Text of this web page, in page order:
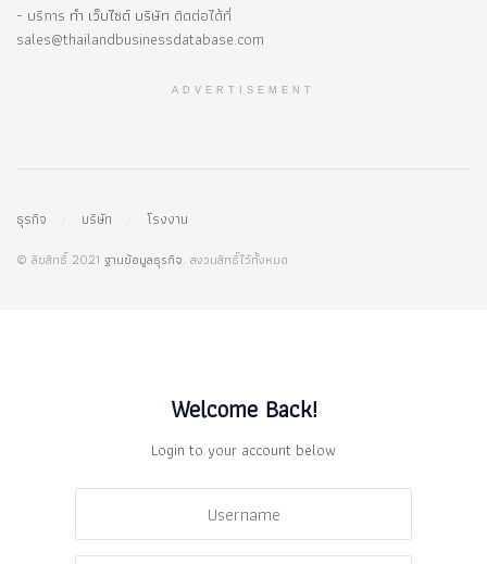
- บริการ ทำ เว็บไซต์ บริษัท ติดต่อได้ที่
sales@thailandbusinessdatabase.com
ADVERTISEMENT
ธุรกิจ บริษัท โรงงาน
© ลิขสิทธิ์ 2021 ฐานข้อมูลธุรกิจ. สงวนสิทธิ์ไว้ทั้งหมด
Welcome Back!
Login to your account below